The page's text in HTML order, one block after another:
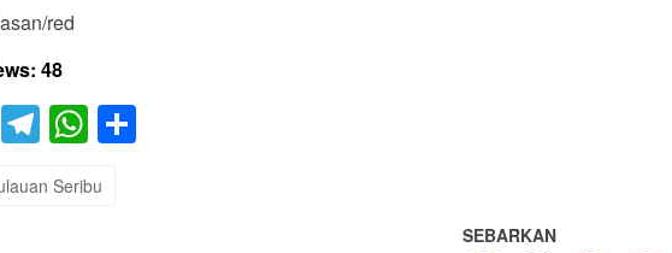
red
48
Twitter
Telegram
WhatsApp
Seribu
SEBARKAN